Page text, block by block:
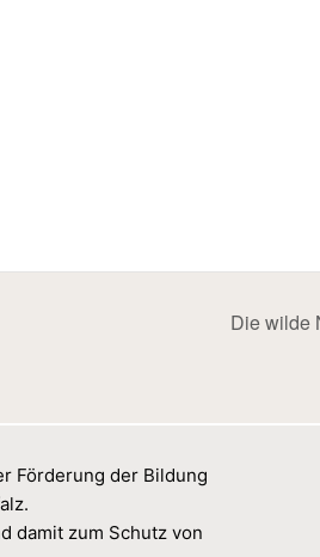
Die wilde
Förderung der Bildung
damit zum Schutz von